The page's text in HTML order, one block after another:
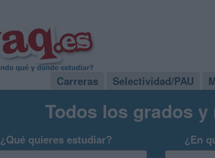
Carreras Selectividad/PAU
Todos los grados
¿Qué quieres estudiar? ¿En